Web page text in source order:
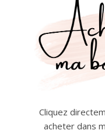
Cliquez
acheter dans